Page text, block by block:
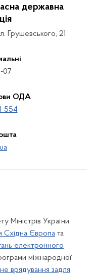
державна
Грушевського, 21
07
ОДА
554
Міністрів України.
Європа та
електронного
міжнародної
врядування задля